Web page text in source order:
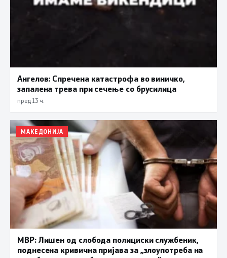
Ангелов: Спречена катастрофа во виничко,
запалена трева при сечење со брусилица
пред 13 ч.
МАКЕДОНИЈА
МВР: Лишен од слобода полициски службеник,
поднесена кривична пријава за „злоупотреба на